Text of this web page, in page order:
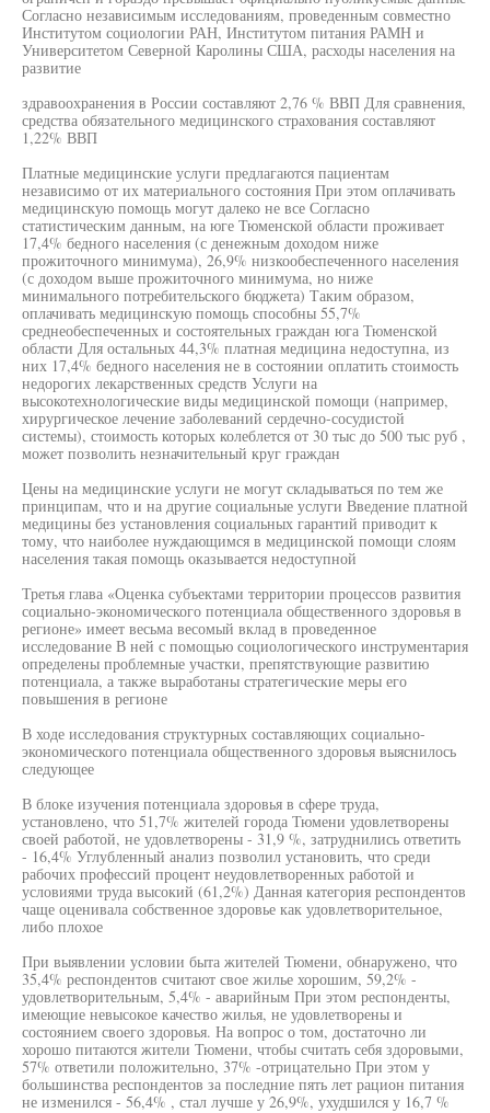
Согласно независимым исследованиям, проведенным совместно
Институтом социологии РАН, Институтом питания РАМН и
Университетом Северной Каролины США, расходы населения на
развитие
здравоохранения в России составляют 2,76 % ВВП Для сравнения,
средства обязательного медицинского страхования составляют
1,22% ВВП
Платные медицинские услуги предлагаются пациентам
независимо от их материального состояния При этом оплачивать
медицинскую помощь могут далеко не все Согласно
статистическим данным, на юге Тюменской области проживает
17,4% бедного населения (с денежным доходом ниже
прожиточного минимума), 26,9% низкообеспеченного населения
(с доходом выше прожиточного минимума, но ниже
минимального потребительского бюджета) Таким образом,
оплачивать медицинскую помощь способны 55,7%
среднеобеспеченных и состоятельных граждан юга Тюменской
области Для остальных 44,3% платная медицина недоступна, из
них 17,4% бедного населения не в состоянии оплатить стоимость
недорогих лекарственных средств Услуги на
высокотехнологические виды медицинской помощи (например,
хирургическое лечение заболеваний сердечно-сосудистой
системы), стоимость которых колеблется от 30 тыс до 500 тыс руб ,
может позволить незначительный круг граждан
Цены на медицинские услуги не могут складываться по тем же
принципам, что и на другие социальные услуги Введение платной
медицины без установления социальных гарантий приводит к
тому, что наиболее нуждающимся в медицинской помощи слоям
населения такая помощь оказывается недоступной
Третья глава «Оценка субъектами территории процессов развития
социально-экономического потенциала общественного здоровья в
регионе» имеет весьма весомый вклад в проведенное
исследование В ней с помощью социологического инструментария
определены проблемные участки, препятствующие развитию
потенциала, а также выработаны стратегические меры его
повышения в регионе
В ходе исследования структурных составляющих социально-
экономического потенциала общественного здоровья выяснилось
следующее
В блоке изучения потенциала здоровья в сфере труда,
установлено, что 51,7% жителей города Тюмени удовлетворены
своей работой, не удовлетворены - 31,9 %, затруднились ответить
- 16,4% Углубленный анализ позволил установить, что среди
рабочих профессий процент неудовлетворенных работой и
условиями труда высокий (61,2%) Данная категория респондентов
чаще оценивала собственное здоровье как удовлетворительное,
либо плохое
При выявлении условии быта жителей Тюмени, обнаружено, что
35,4% респондентов считают свое жилье хорошим, 59,2% -
удовлетворительным, 5,4% - аварийным При этом респонденты,
имеющие невысокое качество жилья, не удовлетворены и
состоянием своего здоровья. На вопрос о том, достаточно ли
хорошо питаются жители Тюмени, чтобы считать себя здоровыми,
57% ответили положительно, 37% -отрицательно При этом у
большинства респондентов за последние пять лет рацион питания
не изменился - 56,4% , стал лучше у 26,9%, ухудшился у 16,7 %